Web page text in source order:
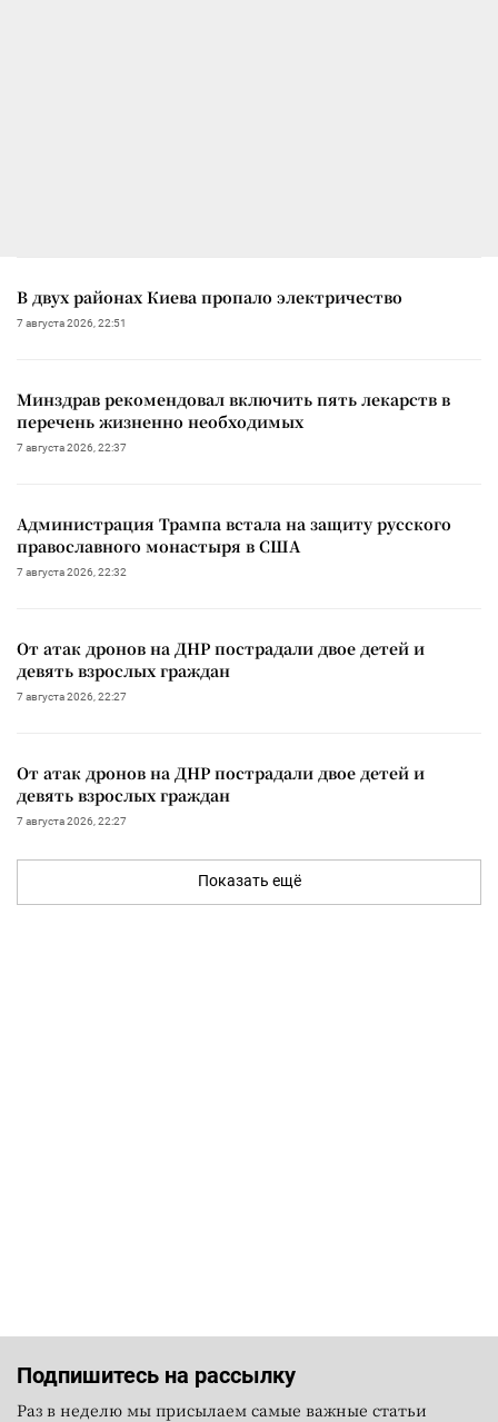
В двух районах Киева пропало электричество
7 августа 2026, 22:51
Минздрав рекомендовал включить пять лекарств в
перечень жизненно необходимых
7 августа 2026, 22:37
Администрация Трампа встала на защиту русского
православного монастыря в США
7 августа 2026, 22:32
От атак дронов на ДНР пострадали двое детей и
девять взрослых граждан
7 августа 2026, 22:27
От атак дронов на ДНР пострадали двое детей и
девять взрослых граждан
7 августа 2026, 22:27
Показать ещё
Подпишитесь на рассылку
Раз в неделю мы присылаем самые важные статьи